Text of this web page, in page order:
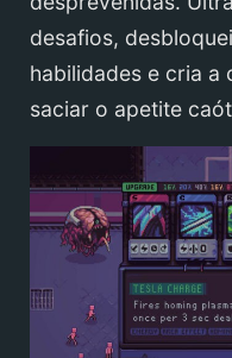
desafios,
habilidades e cria
saciar o apetite